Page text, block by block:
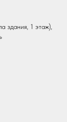
здания, 1 этаж),